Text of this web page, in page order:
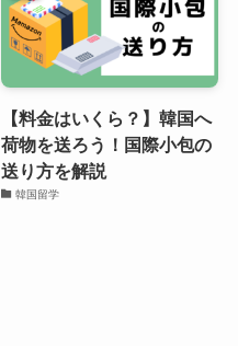
【料金はいくら？】韓国へ
荷物を送ろう！国際小包の
送り方を解説
韓国留学